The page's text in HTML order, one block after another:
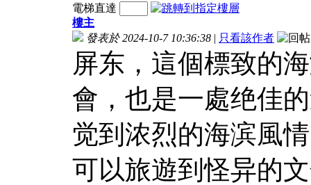
電梯直達
樓主
發表於 2024-10-7 10:36:38 | 只看該作者
屏东，這個標致的
會，也是一處绝佳
觉到浓烈的海滨風
可以旅遊到怪异的